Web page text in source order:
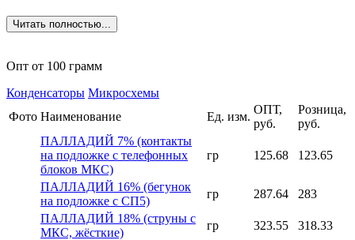
Читать полностью...
Опт от 100 грамм
Конденсаторы Микросхемы
Фото Наименование Ед. изм.
ОПТ,
руб.
Розница,
руб.
ПАЛЛАДИЙ 7% (контакты
на подложке с телефонных
блоков МКС)
гр 125.68 123.65
ПАЛЛАДИЙ 16% (бегунок
на подложке с СП5)
гр 287.64
283
ПАЛЛАДИЙ 18% (струны с
МКС, жёсткие)
гр 323.55
318.33